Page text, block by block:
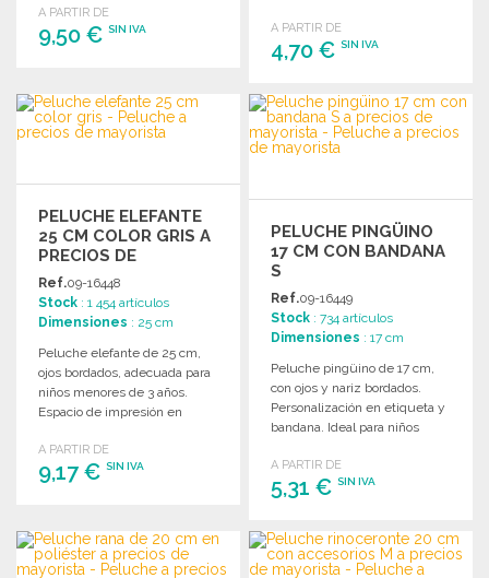
A PARTIR DE
9,50 € SIN IVA
Solicitar un presupuesto
A PARTIR DE
4,70 €SIN IVA
PEDIR
Solicitar un presupuesto
PELUCHE ELEFANTE
25 CM COLOR GRIS A
PRECIOS DE
MAYORISTA
Ref.09-16448
Stock : 1 454 artículos
Dimensiones : 25 cm
Peluche elefante de 25 cm,
ojos bordados, adecuada para
niños menores de 3 años.
Espacio de impresión en
A PARTIR DE
9,17 € SIN IVA
Solicitar un presupuesto
PELUCHE PINGÜINO
17 CM CON BANDANA
S
Ref.09-16449
Stock : 734 artículos
Dimensiones : 17 cm
Peluche pingüino de 17 cm,
con ojos y nariz bordados.
Personalización en etiqueta y
bandana. Ideal para niños
A PARTIR DE
5,31 €SIN IVA
PEDIR
Solicitar un presupuesto